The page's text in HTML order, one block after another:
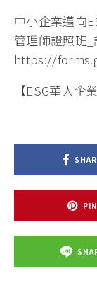
中小企業邁向
管理師證照班
https://
【ESG華人
PIN